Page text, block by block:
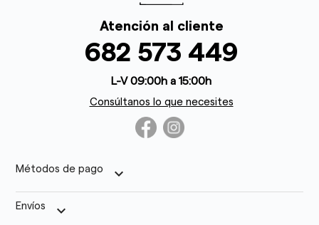
Atención al cliente
682 573 449
L-V 09:00h a 15:00h
Consúltanos lo que necesites
Métodos de pago keyboard_arrow_down
Envíos keyboard_arrow_down